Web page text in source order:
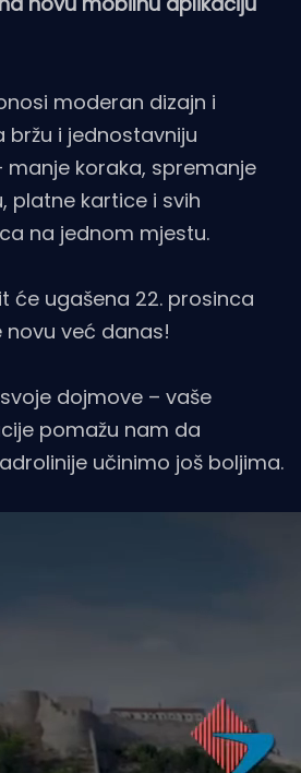
moderan dizajn i
bržu i jednostavniju
manje koraka, spremanje
platne kartice i svih
na jednom mjestu.
će ugašena 22. prosinca
novu već danas!
dojmove – vaše
pomažu nam da
učinimo još boljima.